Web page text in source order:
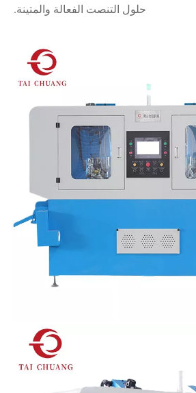
حلول التنصت الفعالة والمتينة.